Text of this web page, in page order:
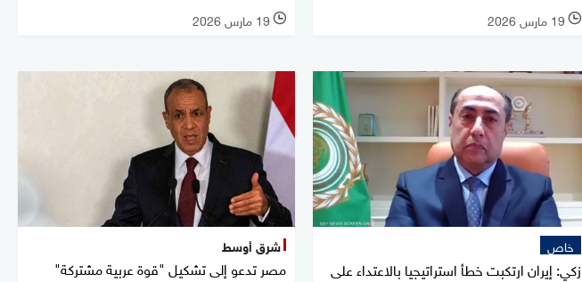
l 19 مارس 2026 l 19 مارس 2026
خاص
زكي: إيران ارتكبت خطأ استراتيجيا بالاعتداء على
شرق أوسط
مصر تدعو إلى تشكيل "قوة عربية مشتركة"